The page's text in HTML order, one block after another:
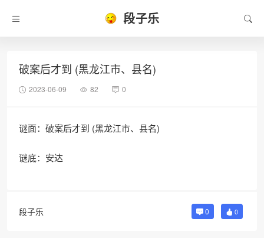
段子乐
破案后才到 (黑龙江市、县名)
2023-06-09 82 0
谜面：破案后才到 (黑龙江市、县名)
谜底：安达
段子乐 0 0